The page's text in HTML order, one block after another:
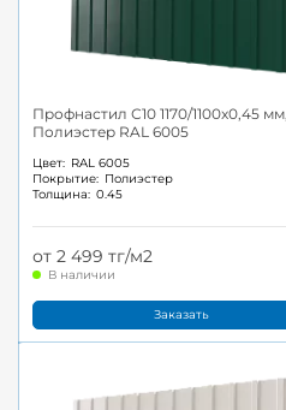
Профнастил С10 1170/1100x0,45 мм,
Полиэстер RAL 6005
Цвет: RAL 6005
Покрытие: Полиэстер
Толщина: 0.45
от 2 499 тг/м2
В наличии
Заказать